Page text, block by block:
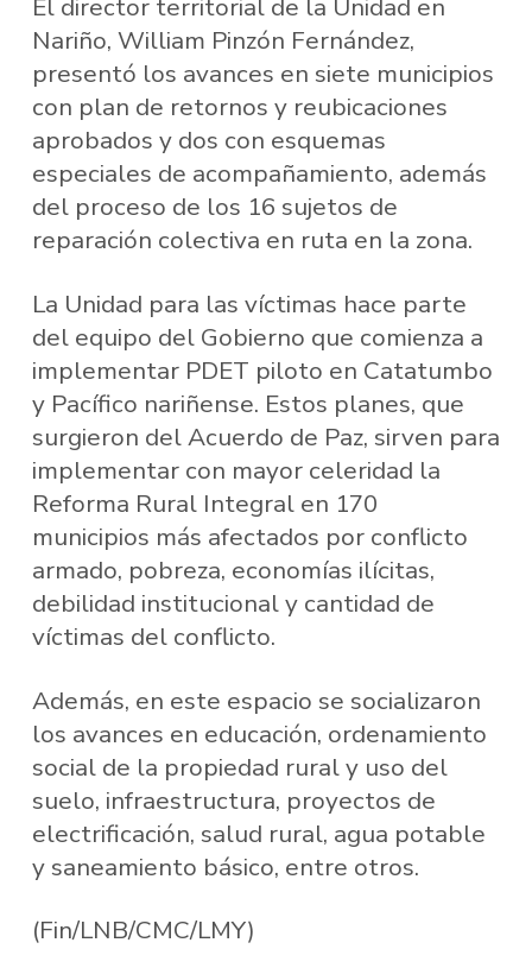
El director territorial de la Unidad en
Nariño, William Pinzón Fernández,
presentó los avances en siete municipios
con plan de retornos y reubicaciones
aprobados y dos con esquemas
especiales de acompañamiento, además
del proceso de los 16 sujetos de
reparación colectiva en ruta en la zona.
La Unidad para las víctimas hace parte
del equipo del Gobierno que comienza a
implementar PDET piloto en Catatumbo
y Pacífico nariñense. Estos planes, que
surgieron del Acuerdo de Paz, sirven para
implementar con mayor celeridad la
Reforma Rural Integral en 170
municipios más afectados por conflicto
armado, pobreza, economías ilícitas,
debilidad institucional y cantidad de
víctimas del conflicto.
Además, en este espacio se socializaron
los avances en educación, ordenamiento
social de la propiedad rural y uso del
suelo, infraestructura, proyectos de
electrificación, salud rural, agua potable
y saneamiento básico, entre otros.
(Fin/LNB/CMC/LMY)